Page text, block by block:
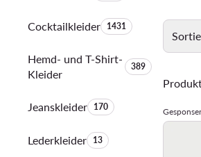
CocktailkleiderAnzahl der Produkte:
1431
Hemd- und T-Shirt-
Kleider
Anzahl der
389
JeanskleiderAnzahl der Produkte:
170
LederkleiderAnzahl der Produkte:
13